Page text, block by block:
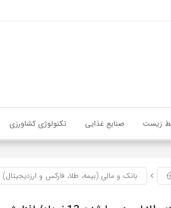
زیست صنایع غذایی تکنولوژی کشاورزی
بانک و مالی (بیمه، طلا، فارکس و ارزدیجیتال)